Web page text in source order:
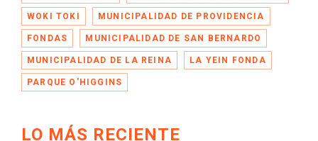
WOKI TOKI MUNICIPALIDAD DE PROVIDENCIA
FONDAS MUNICIPALIDAD DE SAN BERNARDO
MUNICIPALIDAD DE LA REINA LA YEIN FONDA
PARQUE O'HIGGINS
LO MÁS RECIENTE